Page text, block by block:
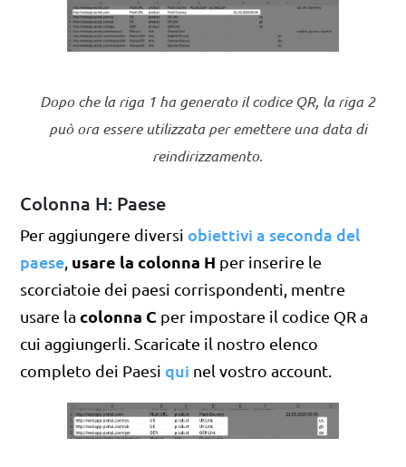
Dopo che la riga 1 ha generato il codice QR, la riga 2
può ora essere utilizzata per emettere una data di
reindirizzamento.
Colonna H: Paese
Per aggiungere diversi obiettivi a seconda del
paese usare la colonna H per inserire le
scorciatoie dei paesi corrispondenti, mentre
usare lacolonna C per impostare il codice QR a
cui aggiungerli. Scaricate il nostro elenco
completo dei Paesi qui nel vostro account.